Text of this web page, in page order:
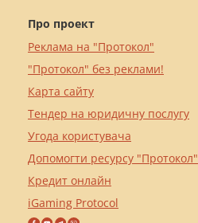
Про проект
Реклама на "Протокол"
"Протокол" без реклами!
Карта сайту
Тендер на юридичну послугу
Угода користувача
Допомогти ресурсу "Протокол"
Кредит онлайн
iGaming Protocol